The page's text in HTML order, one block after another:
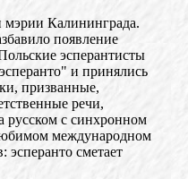
мэрии Калининграда.
появление
эсперантисты
и принялись
призванные,
речи,
русском с синхронном
международном
эсперанто сметает